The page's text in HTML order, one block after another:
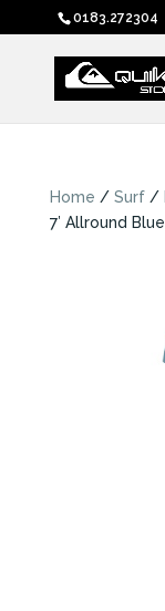
0183.272304
Home / Surf/
7′ Allround Blue